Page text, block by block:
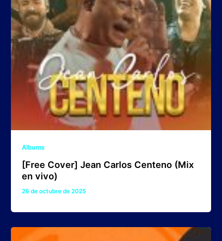
Albums
[Free Cover] Jean Carlos Centeno (Mix
en vivo)
26 de octubre de 2025